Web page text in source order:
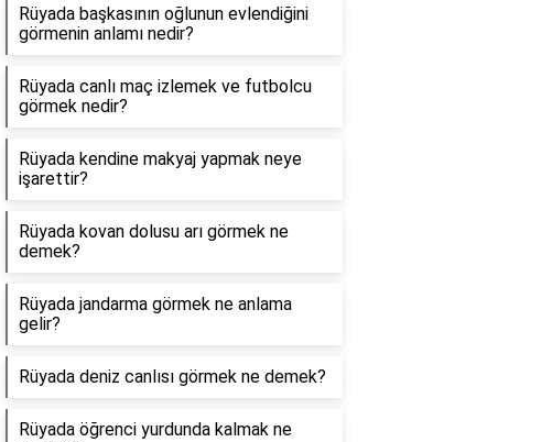
Rüyada başkasının oğlunun evlendiğini
görmenin anlamı nedir?
Rüyada canlı maç izlemek ve futbolcu
görmek nedir?
Rüyada kendine makyaj yapmak neye
işarettir?
Rüyada kovan dolusu arı görmek ne
demek?
Rüyada jandarma görmek ne anlama
gelir?
Rüyada deniz canlısı görmek ne demek?
Rüyada öğrenci yurdunda kalmak ne